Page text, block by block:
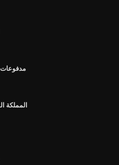
مدفوعات
المملكة